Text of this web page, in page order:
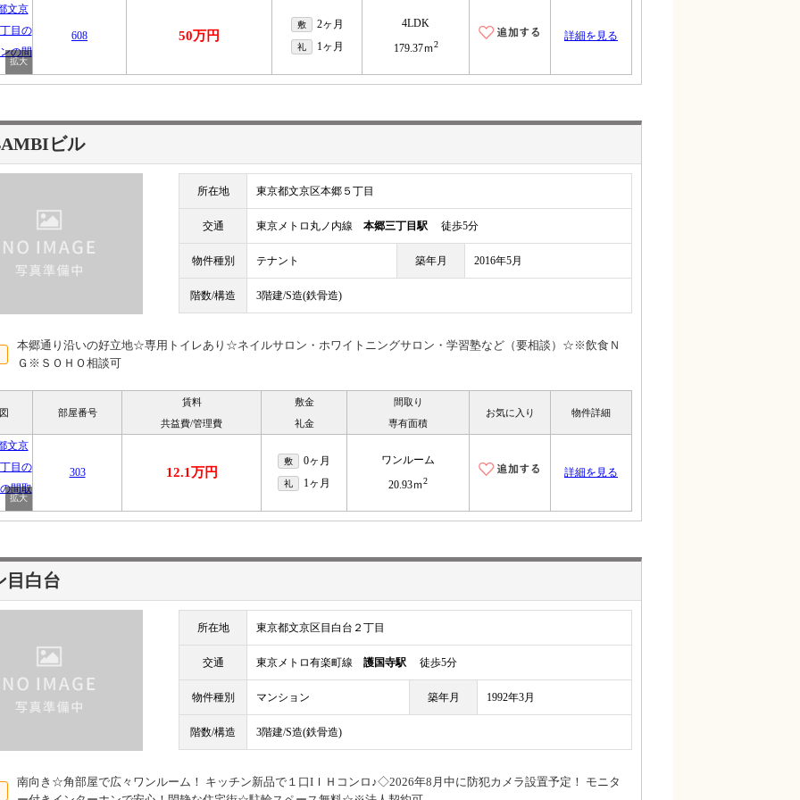
608 50万円
敷 2ヶ月
礼 1ヶ月
4LDK
179.37ｍ2
詳細を見る
ビル
所在地 東京都文京区本郷５丁目
交通 東京メトロ丸ノ内線 本郷三丁目駅 徒歩5分
物件種別 テナント 築年月 2016年5月
階数/構造 3階建/S造(鉄骨造)
本郷通り沿いの好立地☆専用トイレあり☆ネイルサロン・ホワイトニングサロン・学習塾など（要相談）☆※飲食Ｎ
Ｇ※ＳＯＨＯ相談可
部屋番号
賃料
共益費/管理費
敷金
礼金
間取り
専有面積
お気に入り 物件詳細
303 12.1万円
敷 0ヶ月
礼 1ヶ月
ワンルーム
20.93ｍ2
詳細を見る
目白台
所在地 東京都文京区目白台２丁目
交通 東京メトロ有楽町線 護国寺駅 徒歩5分
物件種別 マンション 築年月 1992年3月
階数/構造 3階建/S造(鉄骨造)
南向き☆角部屋で広々ワンルーム！ キッチン新品で１口IＩＨコンロ♪◇2026年8月中に防犯カメラ設置予定！ モニタ